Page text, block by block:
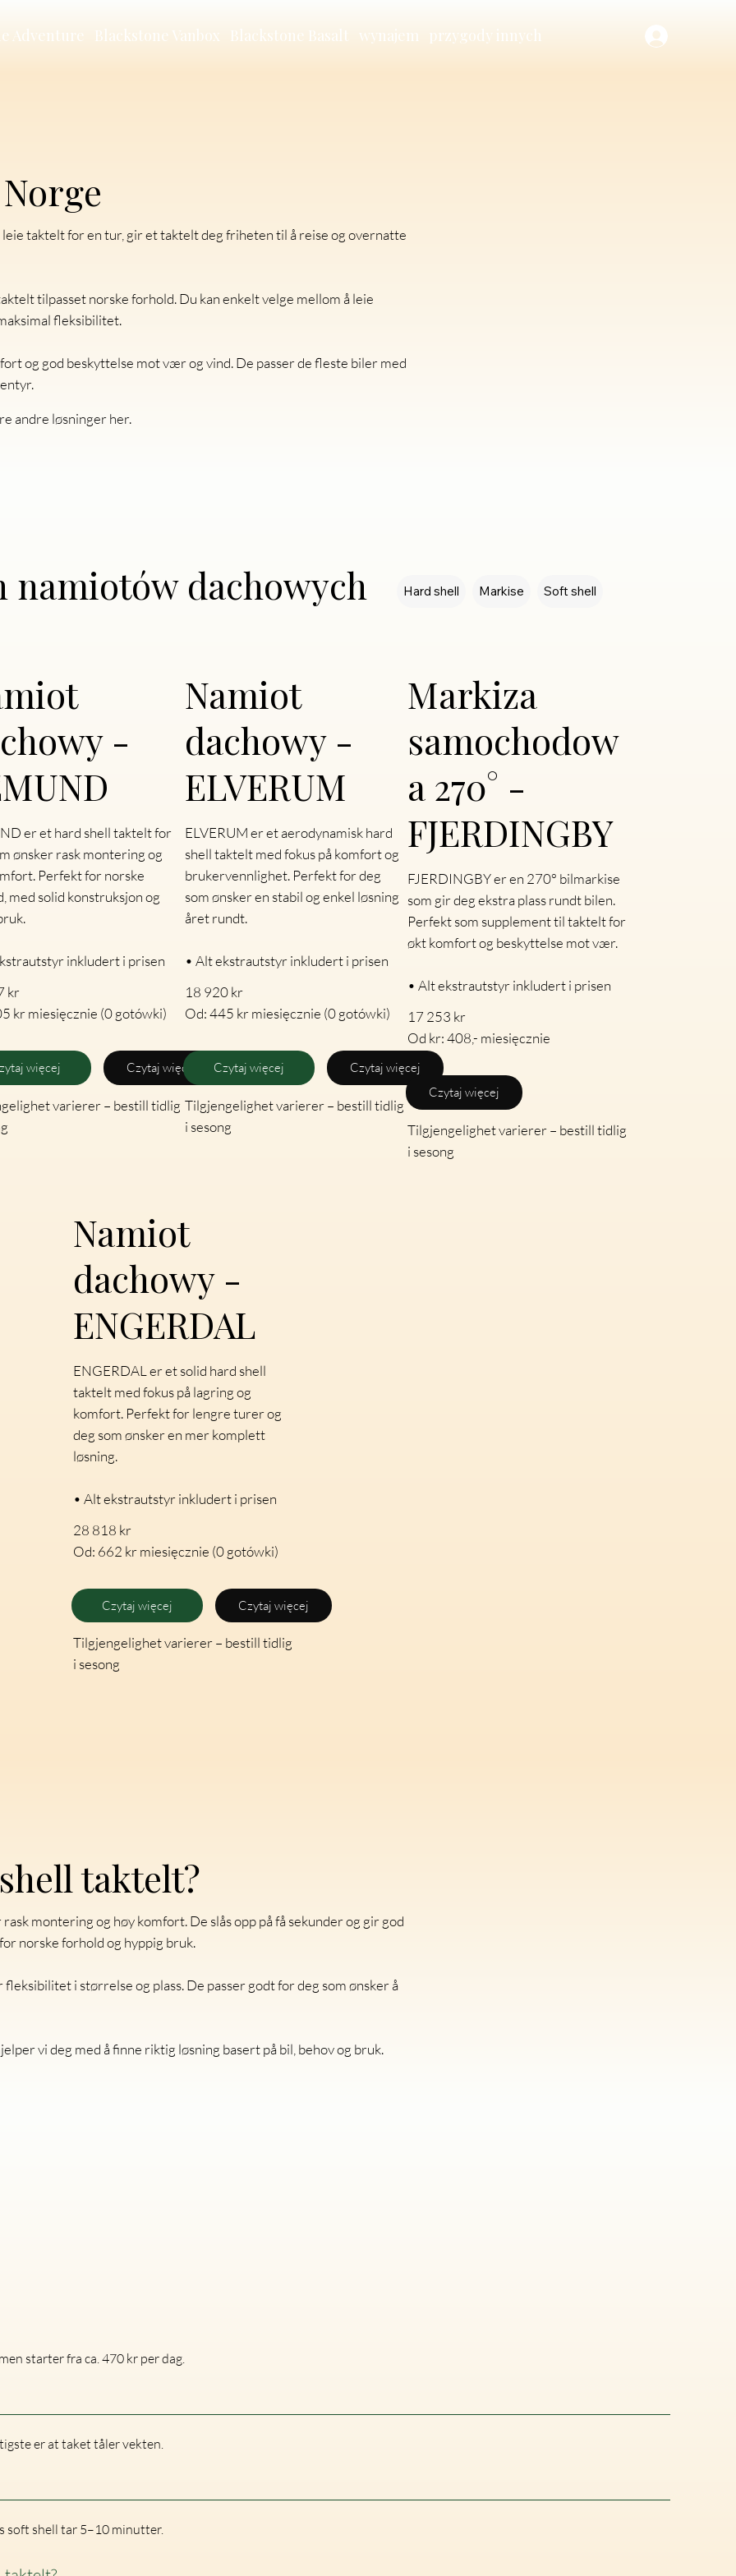
Adventure Blackstone Vanbox Blackstone Basalt wynajem przygody innych
taktelt for en tur, gir et taktelt deg friheten til å reise og overnatte
tilpasset norske forhold. Du kan enkelt velge mellom å leie
fleksibilitet.
og god beskyttelse mot vær og vind. De passer de fleste biler med
andre løsninger her.
namiotów dachowych Hard shell Markise Soft shell
-
er et hard shell taktelt for
ønsker rask montering og
Perfekt for norske
med solid konstruksjon og
inkludert i prisen
kr
kr miesięcznie (0 gotówki)
więcej Czytaj więcej
varierer – bestill tidlig
Namiot
dachowy -
ELVERUM
ELVERUM er et aerodynamisk hard
shell taktelt med fokus på komfort og
brukervennlighet. Perfekt for deg
som ønsker en stabil og enkel løsning
året rundt.
• Alt ekstrautstyr inkludert i prisen
18 920 kr
Od: 445 kr miesięcznie (0 gotówki)
Czytaj więcej Czytaj więcej
Tilgjengelighet varierer – bestill tidlig
i sesong
Markiza
samochodow
a 270° -
FJERDINGBY
FJERDINGBY er en 270° bilmarkise
som gir deg ekstra plass rundt bilen.
Perfekt som supplement til taktelt for
økt komfort og beskyttelse mot vær.
• Alt ekstrautstyr inkludert i prisen
17 253 kr
Od kr: 408,- miesięcznie
Czytaj więcej
Tilgjengelighet varierer – bestill tidlig
i sesong
Namiot
dachowy -
ENGERDAL
ENGERDAL er et solid hard shell
taktelt med fokus på lagring og
komfort. Perfekt for lengre turer og
deg som ønsker en mer komplett
løsning.
• Alt ekstrautstyr inkludert i prisen
28 818 kr
Od: 662 kr miesięcznie (0 gotówki)
Czytaj więcej Czytaj więcej
Tilgjengelighet varierer – bestill tidlig
i sesong
taktelt?
montering og høy komfort. De slås opp på få sekunder og gir god
norske forhold og hyppig bruk.
i størrelse og plass. De passer godt for deg som ønsker å
vi deg med å finne riktig løsning basert på bil, behov og bruk.
starter fra ca. 470 kr per dag.
er at taket tåler vekten.
soft shell tar 5–10 minutter.